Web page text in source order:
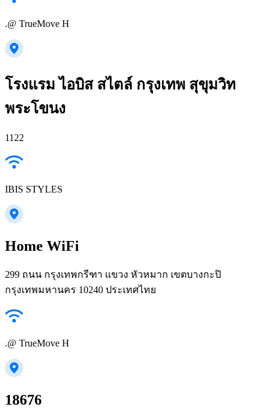
.@ TrueMove H
โรงแรม ไอบิส สไตล์ กรุงเทพ สุขุมวิท
พระโขนง
1122
IBIS STYLES
Home WiFi
299 ถนน กรุงเทพกรีฑา แขวง หัวหมาก เขตบางกะปิ
กรุงเทพมหานคร 10240 ประเทศไทย
.@ TrueMove H
18676